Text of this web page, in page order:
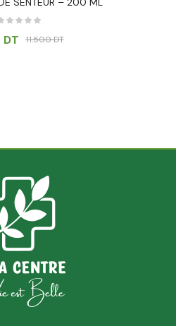
11.500DT
DT